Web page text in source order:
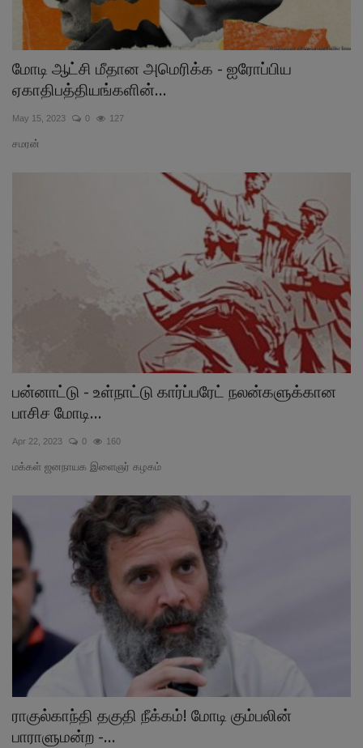
மோடி ஆட்சி மீதான அமெரிக்க - ஐரோப்பிய
ஏகாதிபத்தியங்களின்...
May 15, 2023 0 127
சமரன்
பன்னாட்டு - உள்நாட்டு கார்ப்பரேட் நலன்களுக்கான
பாசிச மோடி...
Apr 22, 2023 0 160
மக்கள் ஜனநாயக இளைஞர் கழகம்
ராகுல்காந்தி தகுதி நீக்கம்! மோடி கும்பலின்
பாராளுமன்ற -...